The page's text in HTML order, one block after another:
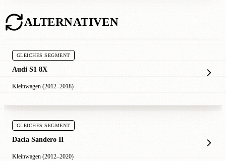
ALTERNATIVEN
GLEICHES SEGMENT
Audi S1 8X
Kleinwagen (2012–2018)
GLEICHES SEGMENT
Dacia Sandero II
Kleinwagen (2012–2020)